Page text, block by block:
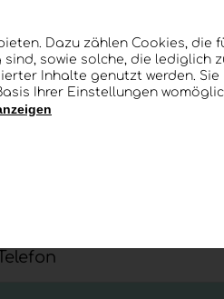
Telefon
Dazu zählen Cookies, die
sowie solche, die lediglich
Inhalte genutzt werden.
Ihrer Einstellungen